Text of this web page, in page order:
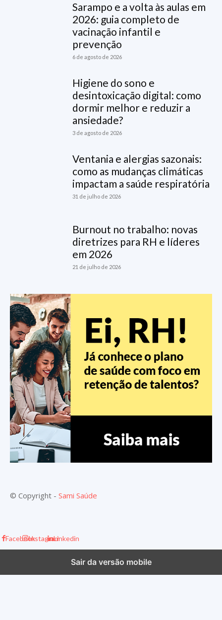
Sarampo e a volta às aulas em
2026: guia completo de
vacinação infantil e
prevenção
6 de agosto de 2026
Higiene do sono e
desintoxicação digital: como
dormir melhor e reduzir a
ansiedade?
3 de agosto de 2026
Ventania e alergias sazonais:
como as mudanças climáticas
impactam a saúde respiratória
31 de julho de 2026
Burnout no trabalho: novas
diretrizes para RH e líderes
em 2026
21 de julho de 2026
© Copyright - Sami Saúde
FacebookInstagramLinkedin
Sair da versão mobile